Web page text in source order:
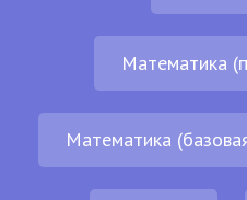
Математика
Математика